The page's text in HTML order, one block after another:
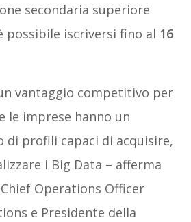
secondaria superiore
possibile iscriversi fino al 16
vantaggio competitivo per
le imprese hanno un
di profili capaci di acquisire,
i Big Data – afferma
Operations Officer
e Presidente della